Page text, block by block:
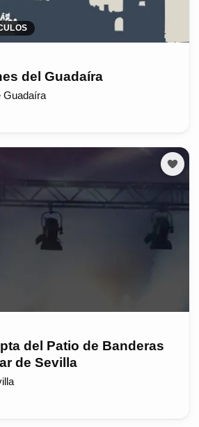
del Guadaíra
Guadaíra
del Patio de Banderas
de Sevilla